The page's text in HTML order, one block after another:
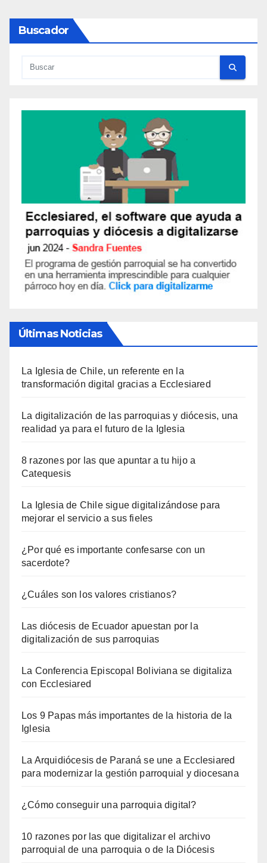
Buscador
Últimas Noticias
La Iglesia de Chile, un referente en la
transformación digital gracias a Ecclesiared
La digitalización de las parroquias y diócesis, una
realidad ya para el futuro de la Iglesia
8 razones por las que apuntar a tu hijo a
Catequesis
La Iglesia de Chile sigue digitalizándose para
mejorar el servicio a sus fieles
¿Por qué es importante confesarse con un
sacerdote?
¿Cuáles son los valores cristianos?
Las diócesis de Ecuador apuestan por la
digitalización de sus parroquias
La Conferencia Episcopal Boliviana se digitaliza
con Ecclesiared
Los 9 Papas más importantes de la historia de la
Iglesia
La Arquidiócesis de Paraná se une a Ecclesiared
para modernizar la gestión parroquial y diocesana
¿Cómo conseguir una parroquia digital?
10 razones por las que digitalizar el archivo
parroquial de una parroquia o de la Diócesis